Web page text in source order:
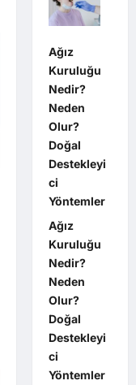
Ağız
Kuruluğu
Nedir?
Neden
Olur?
Doğal
Destekleyi
ci
Yöntemler
Ağız
Kuruluğu
Nedir?
Neden
Olur?
Doğal
Destekleyi
ci
Yöntemler